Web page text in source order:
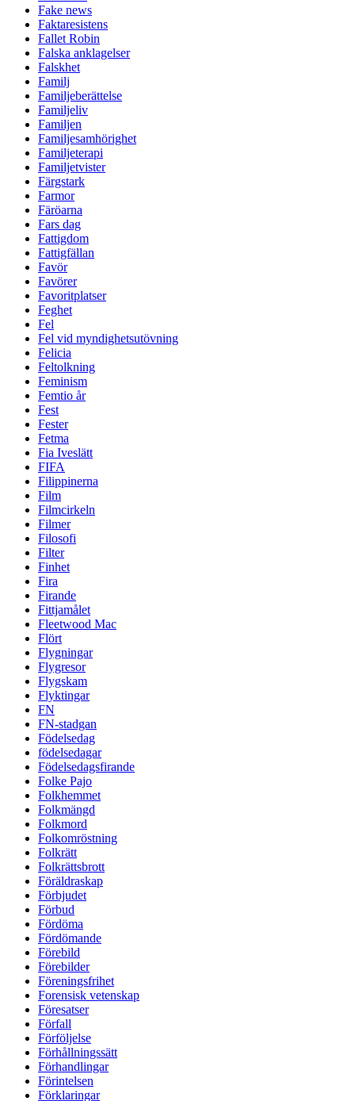
Fake news
Faktaresistens
Fallet Robin
Falska anklagelser
Falskhet
Familj
Familjeberättelse
Familjeliv
Familjen
Familjesamhörighet
Familjeterapi
Familjetvister
Färgstark
Farmor
Färöarna
Fars dag
Fattigdom
Fattigfällan
Favör
Favörer
Favoritplatser
Feghet
Fel
Fel vid myndighetsutövning
Felicia
Feltolkning
Feminism
Femtio år
Fest
Fester
Fetma
Fia Iveslätt
FIFA
Filippinerna
Film
Filmcirkeln
Filmer
Filosofi
Filter
Finhet
Fira
Firande
Fittjamålet
Fleetwood Mac
Flört
Flygningar
Flygresor
Flygskam
Flyktingar
FN
FN-stadgan
Födelsedag
födelsedagar
Födelsedagsfirande
Folke Pajo
Folkhemmet
Folkmängd
Folkmord
Folkomröstning
Folkrätt
Folkrättsbrott
Föräldraskap
Förbjudet
Förbud
Fördöma
Fördömande
Förebild
Förebilder
Föreningsfrihet
Forensisk vetenskap
Föresatser
Förfall
Förföljelse
Förhållningssätt
Förhandlingar
Förintelsen
Förklaringar